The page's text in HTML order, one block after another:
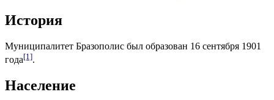
История
Муниципалитет Бразополис был образован 16 сентября 1901
года[1].
Население